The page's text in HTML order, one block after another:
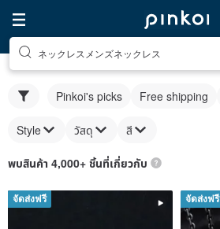
ネックレスメンズネックレス
Pinkoi's picks Free shipping
Style วัสดุ สี
พบสินค้า 4,000+ ชิ้นที่เกี่ยวกับ
จัดส่งฟรี จัดส่งฟรี